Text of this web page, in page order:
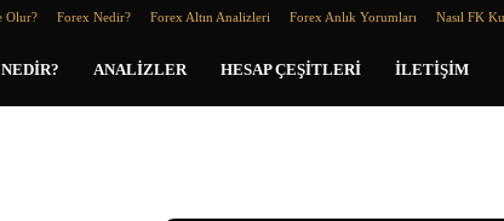
Olur? Forex Nedir? Forex Altın Analizleri Forex Anlık Yorumları Nasıl FK
ANALIZLER HESAP ÇEŞITLERI İLETIŞIM